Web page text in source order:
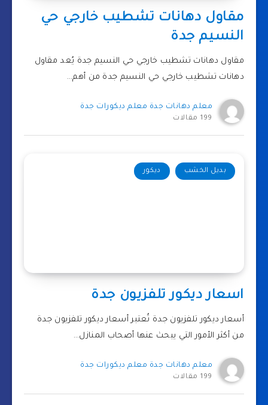
مقاول دهانات تشطيب خارجي حي
النسيم جدة
مقاول دهانات تشطيب خارجي حي النسيم جدة يُعد مقاول
دهانات تشطيب خارجي حي النسيم جدة من أهم…
معلم دهانات جدة معلم ديكورات جدة
199 مقالات
بديل الخشب ديكور
اسعار ديكور تلفزيون جدة
أسعار ديكور تلفزيون جدة تُعتبر أسعار ديكور تلفزيون جدة
من أكثر الأمور التي يبحث عنها أصحاب المنازل…
معلم دهانات جدة معلم ديكورات جدة
199 مقالات